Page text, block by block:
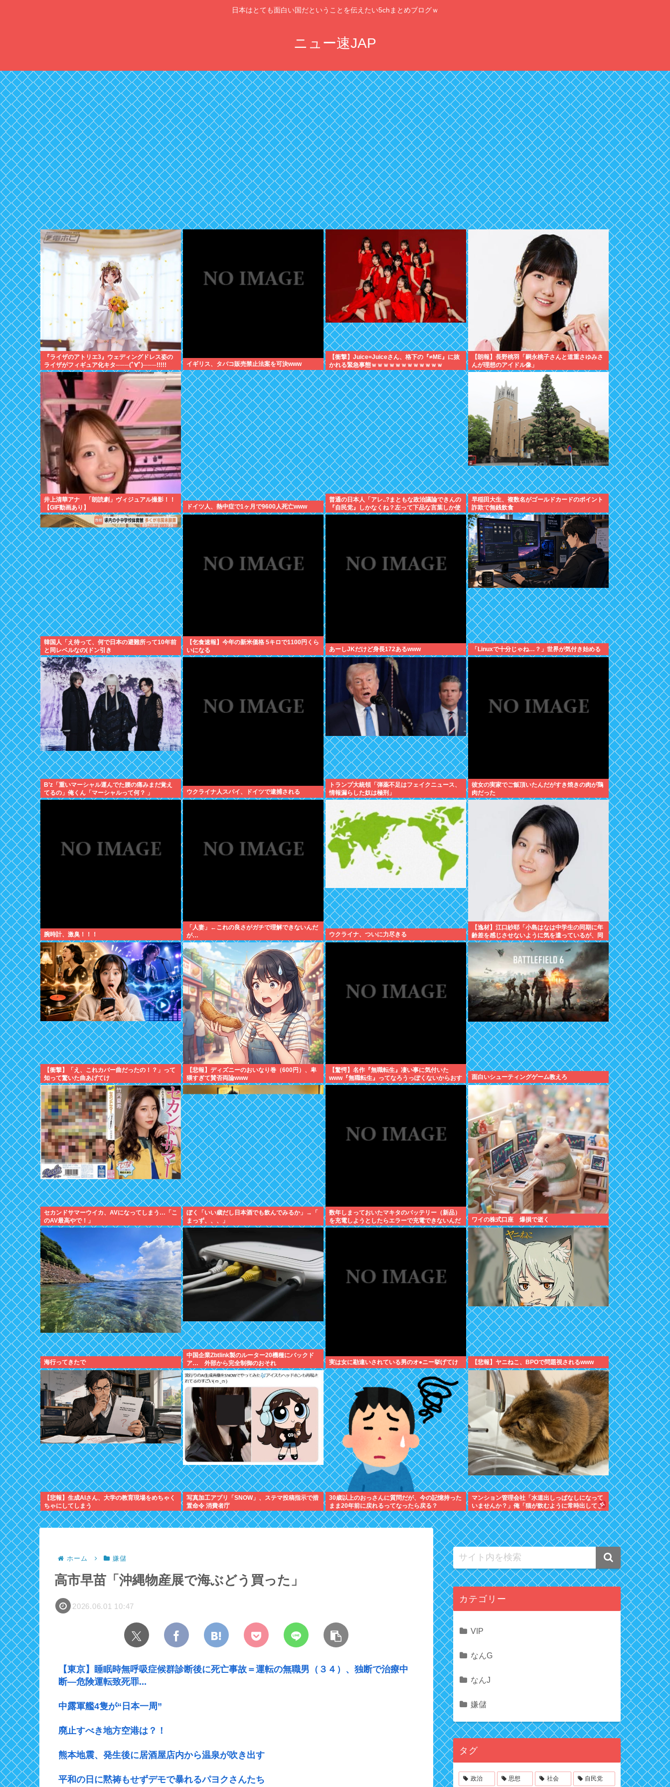
日本はとても面白い国だということを伝えたい5chまとめブログｗ
ニュー速JAP
『ライザのアトリエ3』ウェディングドレス姿の
ライザがフィギュア化キタ───(ﾟ∀ﾟ)───!!!!!
イギリス、タバコ販売禁止法案を可決www
【衝撃】Juice=Juiceさん、格下の『≠ME』に抜
かれる緊急事態ｗｗｗｗｗｗｗｗｗｗｗｗ
【朗報】長野桃羽「嗣永桃子さんと道重さゆみさ
んが理想のアイドル像」
井上清華アナ 「朗読劇」ヴィジュアル撮影！！
【GIF動画あり】
ドイツ人、熱中症で1ヶ月で9600人死亡www
普通の日本人「アレ..?まともな政治議論できんの
『自民党』しかなくね？左って下品な言葉しか使
えない のイメージ」
早稲田大生、複数名がゴールドカードのポイント
詐欺で無銭飲食
韓国人「え待って、何で日本の避難所って10年前
と同レベルなの(ドン引き
【乞食速報】今年の新米価格 5キロで1100円くら
いになる
あーしJKだけど身長172あるwww 「Linuxで十分じゃね…？」世界が気付き始める
B’z「重いマーシャル運んでた腰の痛みまだ覚え
てるの」俺くん「マーシャルって何？ 」
ウクライナ人スパイ、ドイツで逮捕される
トランプ大統領「弾薬不足はフェイクニュース、
情報漏らした奴は極刑」
彼女の実家でご飯頂いたんだがすき焼きの肉が鶏
肉だった
腕時計、激臭！！！
「人妻」←これの良さがガチで理解できないんだ
が…
ウクライナ、ついに力尽きる
【逸材】江口紗耶「小島はなは中学生の同期に年
齢差を感じさせないように気を遣っているが、同
期2人は気づ
【衝撃】「え、これカバー曲だったの！？」って
知って驚いた曲あげてけ
【悲報】ディズニーのおいなり巻（600円）、卑
猥すぎて賛否両論www
【驚愕】名作『無職転生』凄い事に気付いた
www『無職転生』ってなろうっぽくないからおす
すめって言われたから見たのだけど…もしかし
面白いシューティングゲーム教えろ
セカンドサマーウイカ、AVになってしまう…「こ
のAV最高やで！」
ぼく「いい歳だし日本酒でも飲んでみるか」→「
まっず、、、」
数年しまっておいたマキタのバッテリー（新品）
を充電しようとしたらエラーで充電できないんだ
が！復活させる方法教えろ
ワイの株式口座 爆損で逝く
海行ってきたで
中国企業Zbtlink製のルーター20機種にバックド
ア… 外部から完全制御のおそれ
実は女に勘違いされている男のオ●ニー挙げてけ 【悲報】ヤニねこ、BPOで問題視されるwww
【悲報】生成AIさん、大学の教育現場をめちゃく
ちゃにしてしまう
写真加工アプリ「SNOW」、ステマ投稿指示で措
置命令 消費者庁
30歳以上のおっさんに質問だが、今の記憶持った
まま20年前に戻れるってなったら戻る？
マンション管理会社「水道出しっぱなしになって
いませんか？」俺「猫が飲むように常時出してま
すよ」⇒結果ｗ
ホーム 嫌儲
高市早苗「沖縄物産展で海ぶどう買った」
2026.06.01 10:47
【東京】睡眠時無呼吸症候群診断後に死亡事故＝運転の無職男（３４）、独断で治療中
断―危険運転致死罪...
中露軍艦4隻が“日本一周”
廃止すべき地方空港は？！
熊本地震、発生後に居酒屋店内から温泉が吹き出す
平和の日に黙祷もせずデモで暴れるパヨクさんたち
カテゴリー
VIP
なんG
なんJ
嫌儲
タグ
政治 思想 社会 自民党